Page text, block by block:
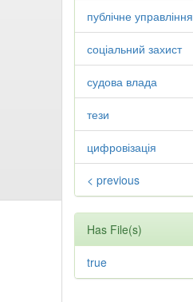
публічне управління
соціальний захист
судова влада
тези
цифровізація
< previous
Has File(s)
true